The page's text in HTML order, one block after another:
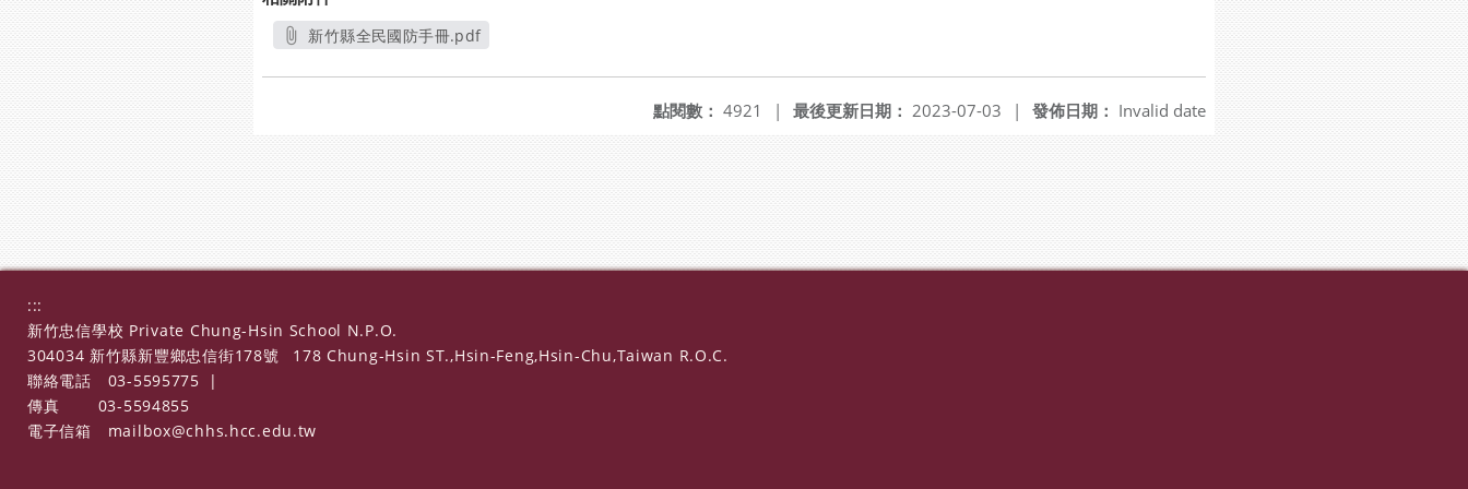
新竹縣全民國防手冊.pdf
發佈日期： Invalid date
最後更新日期： 2023-07-03 |
點閱數： 4921 |
:::
新竹忠信學校 Private Chung-Hsin School N.P.O.
304034 新竹縣新豐鄉忠信街178號
178 Chung-Hsin ST.,Hsin-Feng,Hsin-Chu,Taiwan R.O.C.
聯絡電話
03-5595775
|
傳真
03-5594855
電子信箱
mailbox@chhs.hcc.edu.tw